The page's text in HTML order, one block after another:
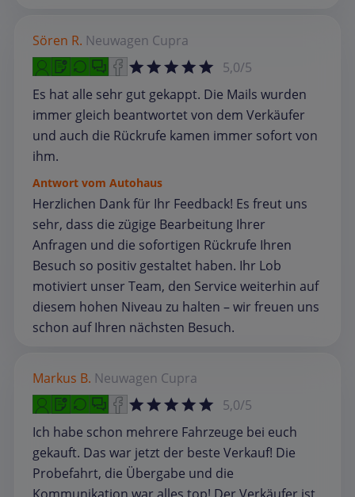
Sören R. Neuwagen Cupra
5,0/5
Es hat alle sehr gut gekappt. Die Mails wurden
immer gleich beantwortet von dem Verkäufer
und auch die Rückrufe kamen immer sofort von
ihm.
Antwort vom Autohaus
Herzlichen Dank für Ihr Feedback! Es freut uns
sehr, dass die zügige Bearbeitung Ihrer
Anfragen und die sofortigen Rückrufe Ihren
Besuch so positiv gestaltet haben. Ihr Lob
motiviert unser Team, den Service weiterhin auf
diesem hohen Niveau zu halten – wir freuen uns
schon auf Ihren nächsten Besuch.
Markus B. Neuwagen Cupra
5,0/5
Ich habe schon mehrere Fahrzeuge bei euch
gekauft. Das war jetzt der beste Verkauf! Die
Probefahrt, die Übergabe und die